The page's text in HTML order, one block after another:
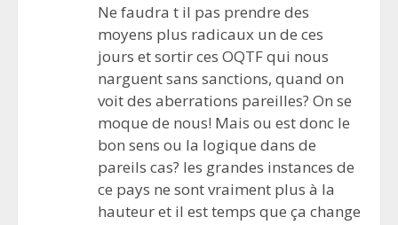
Ne faudra t il pas prendre des
moyens plus radicaux un de ces
jours et sortir ces OQTF qui nous
narguent sans sanctions, quand on
voit des aberrations pareilles? On se
moque de nous! Mais ou est donc le
bon sens ou la logique dans de
pareils cas? les grandes instances de
ce pays ne sont vraiment plus à la
hauteur et il est temps que ça change